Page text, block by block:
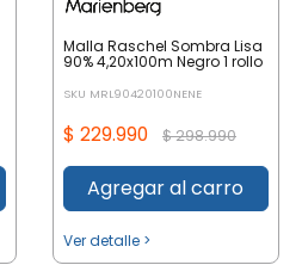
Malla Raschel Sombra Lisa
90% 4,20x100m Negro 1 rollo
SKU MRL90420100NENE
$ 229.990 $ 298.990
Agregar al carro
Ver detalle >